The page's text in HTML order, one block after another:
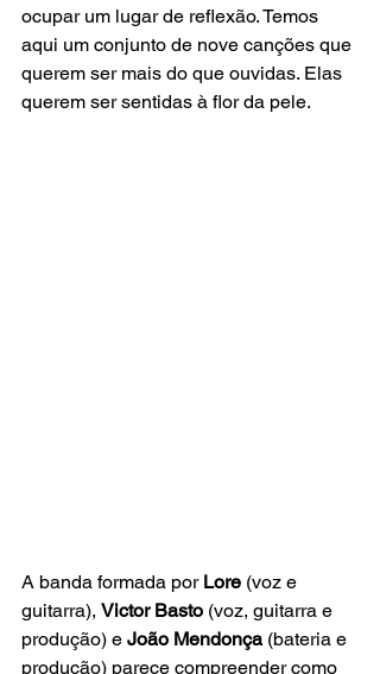
ocupar um lugar de reflexão. Temos
aqui um conjunto de nove canções que
querem ser mais do que ouvidas. Elas
querem ser sentidas à flor da pele.
A banda formada por Lore (voz e
guitarra), Victor Basto (voz, guitarra e
produção) e João Mendonça (bateria e
produção) parece compreender como